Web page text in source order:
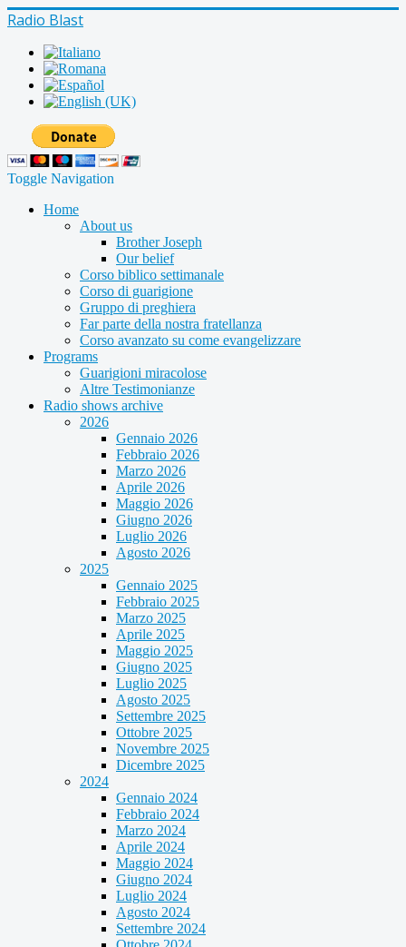
Radio Blast
Toggle Navigation
Home
About us
Brother Joseph
Our belief
Corso biblico settimanale
Corso di guarigione
Gruppo di preghiera
Far parte della nostra fratellanza
Corso avanzato su come evangelizzare
Programs
Guarigioni miracolose
Altre Testimonianze
Radio shows archive
2026
Gennaio 2026
Febbraio 2026
Marzo 2026
Aprile 2026
Maggio 2026
Giugno 2026
Luglio 2026
Agosto 2026
2025
Gennaio 2025
Febbraio 2025
Marzo 2025
Aprile 2025
Maggio 2025
Giugno 2025
Luglio 2025
Agosto 2025
Settembre 2025
Ottobre 2025
Novembre 2025
Dicembre 2025
2024
Gennaio 2024
Febbraio 2024
Marzo 2024
Aprile 2024
Maggio 2024
Giugno 2024
Luglio 2024
Agosto 2024
Settembre 2024